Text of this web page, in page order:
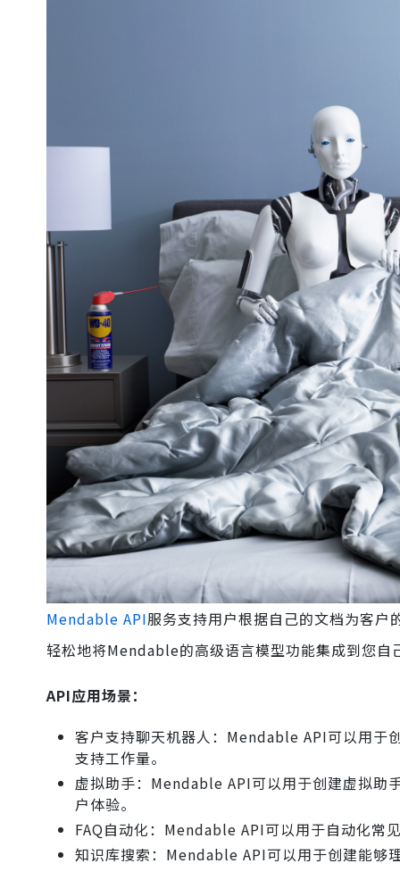
Mendable API服务支持用户根据自己的文档为客
轻松地将Mendable的高级语言模型功能集成到您自
API应用场景：
客户支持聊天机器人：Mendable API可以用于
支持工作量。
虚拟助手：Mendable API可以用于创建虚拟助
户体验。
FAQ自动化：Mendable API可以用于自动化常
知识库搜索：Mendable API可以用于创建能够